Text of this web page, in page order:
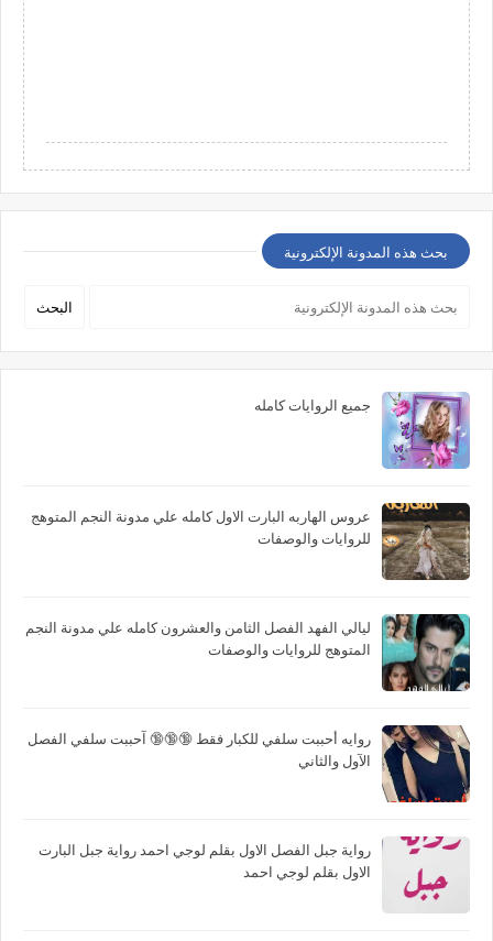
بحث هذه المدونة الإلكترونية
جميع الروايات كامله
عروس الهاربه البارت الاول كامله علي مدونة النجم المتوهج
للروايات والوصفات
ليالي الفهد الفصل الثامن والعشرون كامله علي مدونة النجم
المتوهج للروايات والوصفات
روايه أحببت سلفي للكبار فقط 🔞🔞🔞 آحببت سلفي الفصل
الآول والثاني
رواية جبل الفصل الاول بقلم لوجي احمد رواية جبل البارت
الاول بقلم لوجي احمد